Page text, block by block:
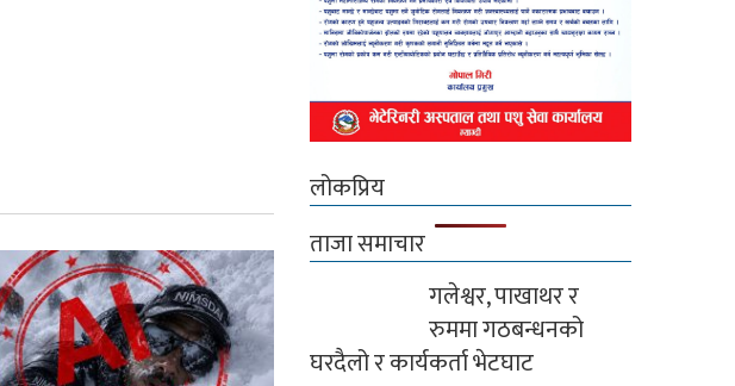
लोकप्रिय
ताजा समाचार
गलेश्वर, पाखाथर र
रुममा गठबन्धनको
घरदैलो र कार्यकर्ता भेटघाट